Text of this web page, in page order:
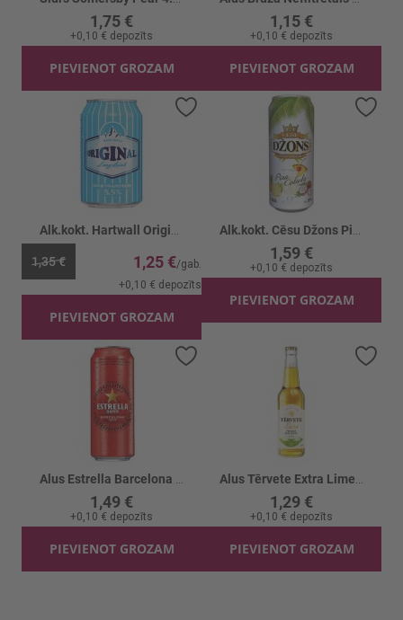
1,75 €
+0,10 € depozīts
PIEVIENOT GROZAM
1,15 €
+0,10 € depozīts
PIEVIENOT GROZAM
1,35 € 1,25 €
+0,10 € depozīts
PIEVIENOT GROZAM
Pievienot vēlmju sarakstam
1,59 €
+0,10 € depozīts
PIEVIENOT GROZAM
1,49 €
+0,10 € depozīts
PIEVIENOT GROZAM
Pievienot vēlmju sarakstam
1,29 €
+0,10 € depozīts
PIEVIENOT GROZAM